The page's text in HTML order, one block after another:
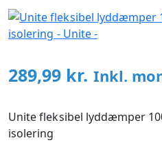
289,99 kr. Inkl.
Unite fleksibel lyddæmper
isolering